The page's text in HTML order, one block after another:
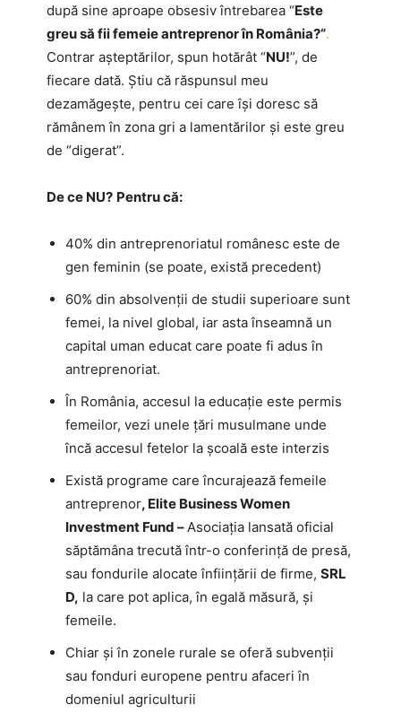
după sine aproape obsesiv întrebarea “Este
greu să fii femeie antreprenor în România?“.
Contrar așteptărilor, spun hotărât “NU!”, de
fiecare dată. Știu că răspunsul meu
dezamăgește, pentru cei care își doresc să
rămânem în zona gri a lamentărilor și este greu
de “digerat”.
De ce NU? Pentru că:
40% din antreprenoriatul românesc este de
gen feminin (se poate, există precedent)
60% din absolvenții de studii superioare sunt
femei, la nivel global, iar asta înseamnă un
capital uman educat care poate fi adus în
antreprenoriat.
În România, accesul la educație este permis
femeilor, vezi unele țări musulmane unde
încă accesul fetelor la școală este interzis
Există programe care încurajează femeile
antreprenor, Elite Business Women
Investment Fund –Asociația lansată oficial
săptămâna trecută într-o conferință de presă,
sau fondurile alocate înființării de firme, SRL
D, la care pot aplica, în egală măsură, și
femeile.
Chiar și în zonele rurale se oferă subvenții
sau fonduri europene pentru afaceri în
domeniul agriculturii